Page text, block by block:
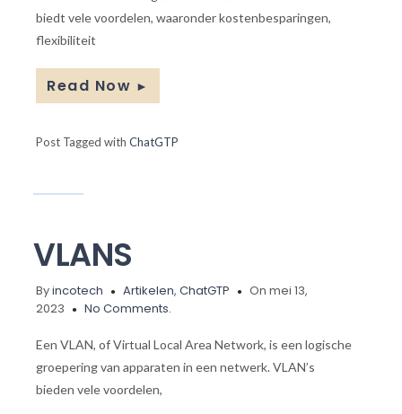
biedt vele voordelen, waaronder kostenbesparingen,
flexibiliteit
Read Now ►
Post Tagged withChatGTP
VLANS
Byincotech Artikelen,ChatGTP
On mei 13,
2023
No Comments.
Een VLAN, of Virtual Local Area Network, is een logische
groepering van apparaten in een netwerk. VLAN’s
bieden vele voordelen,